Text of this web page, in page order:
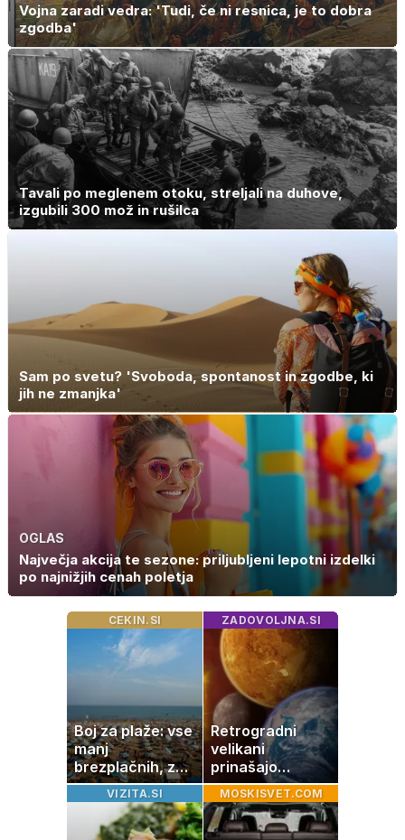
Vojna zaradi vedra: 'Tudi, če ni resnica, je to dobra
zgodba'
Tavali po meglenem otoku, streljali na duhove,
izgubili 300 mož in rušilca
Sam po svetu? 'Svoboda, spontanost in zgodbe, ki
jih ne zmanjka'
OGLAS
Največja akcija te sezone: priljubljeni lepotni izdelki
po najnižjih cenah poletja
CEKIN.SI
Boj za plaže: vse
manj
brezplačnih, za
ležalnik in
senčnik tudi več
kot 40 evrov
ZADOVOLJNA.SI
Retrogradni
velikani
prinašajo
pomembne
premike – kaj
pomeni, da so
VIZITA.SI MOSKISVET.COM